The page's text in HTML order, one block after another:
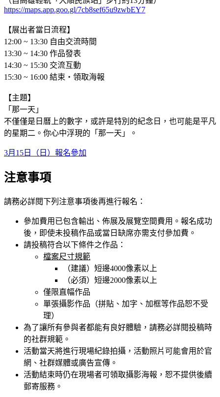
https://maps.app.goo.gl/7cb8sef65u9zwbEY7
【展出者當日流程】
12:00 ~ 13:30 自由交流時間
13:30 ~ 14:30 作品發表
14:30 ~ 15:30 交流互動
15:30 ~ 16:00 結束・領取海報
【主題】
「那一天」
不僅僅是日曆上的數字，或許是特別的紀念日，也可能是平凡
的星期二。你心中浮現的「那一天」。
3月15日（日）報名參加
注意事項
請務必詳閱下列注意事項後再進行報名：
參加費用已包含輸出、佈展及展覽空間費用。報名成功
後，即使未投稿作品或當日缺席亦需支付參加費。
請投稿符合以下條件之作品：
檔案尺寸規範
（建議）短邊4000像素以上
（必須）短邊2000像素以上
僅限直幅作品
單張攝影作品（拼貼、加字、加框等作品恕不受
理）
為了讓所有參與者都能有良好體驗，請務必詳閱投稿時
的社群規範。
活動當天將進行現場紀錄拍攝，活動照片可能會用於官
網、社群媒體或廣告宣傳。
活動結束時仍在現場者可領取攝影海報，恕不提供後續
郵寄服務。